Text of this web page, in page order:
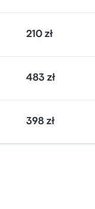
210 zł
483 zł
398 zł